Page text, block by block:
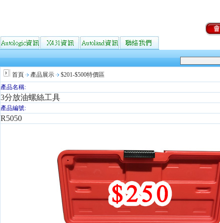
首頁 產品展示
$201-$500特價區
產品名稱:
3分放油螺絲工具
產品編號:
R5050